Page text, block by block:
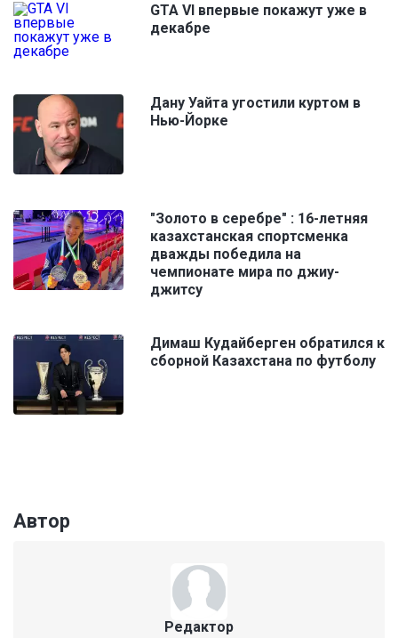
GTA VI впервые покажут уже в
декабре
Дану Уайта угостили куртом в
Нью-Йорке
"Золото в серебре" : 16-летняя
казахстанская спортсменка
дважды победила на
чемпионате мира по джиу-
джитсу
Димаш Кудайберген обратился к
сборной Казахстана по футболу
Автор
Редактор